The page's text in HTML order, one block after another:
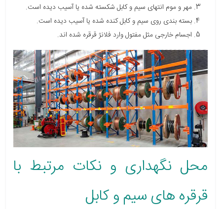
مهر و موم انتهای سیم و کابل شکسته شده یا آسیب دیده است.
بسته بندی روی سیم و کابل کنده شده یا آسیب دیده است.
اجسام خارجی مثل مفتول وارد فلانژ قرقره شده اند.
محل نگهداری و نکات مرتبط با
قرقره های سیم و کابل